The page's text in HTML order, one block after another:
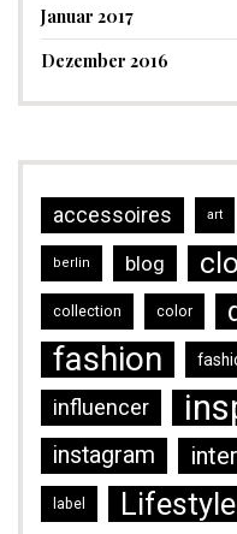
Januar 2017
Dezember 2016
accessoires art
berlin blog
collection color
fashion
influencer
instagram
label Lifestyle